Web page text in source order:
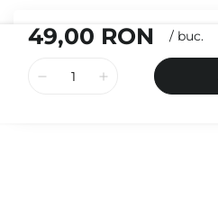
49,00 RON / buc.